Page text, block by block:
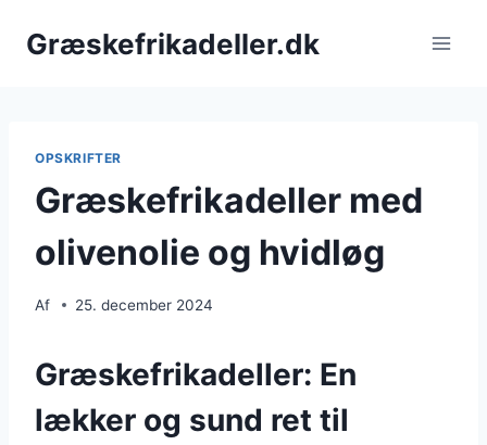
Græskefrikadeller.dk
OPSKRIFTER
Græskefrikadeller med
olivenolie og hvidløg
Af 25. december 2024
Græskefrikadeller: En
lækker og sund ret til